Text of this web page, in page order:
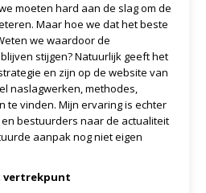
moeten hard aan de slag om de
Maar hoe we dat het beste
we waardoor de
stijgen? Natuurlijk geeft het
en zijn op de website van
naslagwerken, methodes,
te vinden. Mijn ervaring is echter
bestuurders naar de actualiteit
aanpak nog niet eigen
vertrekpunt